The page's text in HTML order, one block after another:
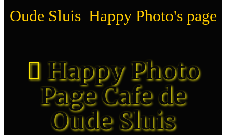
Oude Sluis Happy Photo's page
Happy Photo
Page Cafe de
Oude Sluis